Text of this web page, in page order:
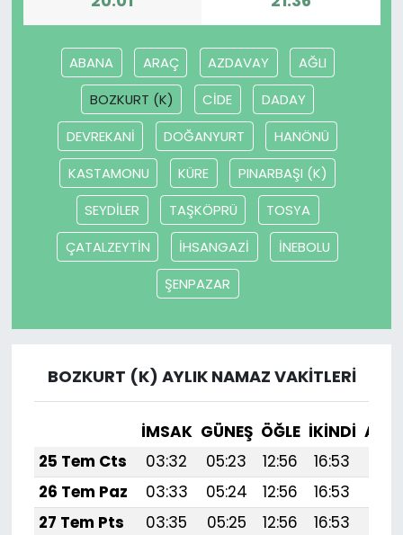
ABANA ARAÇ AZDAVAY
AĞLI
BOZKURT (K)
CİDE
DADAY
DEVREKANİ
DOĞANYURT
HANÖNÜ
KASTAMONU
KÜRE
PINARBAŞI (K)
SEYDİLER
TAŞKÖPRÜ
TOSYA
ÇATALZEYTİN
İHSANGAZİ
İNEBOLU
ŞENPAZAR
BOZKURT (K) AYLIK NAMAZ VAKITLERI
İMSAK GÜNEŞ ÖĞLE İKINDI
25 Tem Cts
03:32 05:23 12:56 16:53
26 Tem Paz
03:33 05:24 12:56 16:53
27 Tem Pts
03:35 05:25 12:56 16:53
Spor
Teknoloji
TÜRKiYE
Video Galeri
YAŞAM
Yazarlar